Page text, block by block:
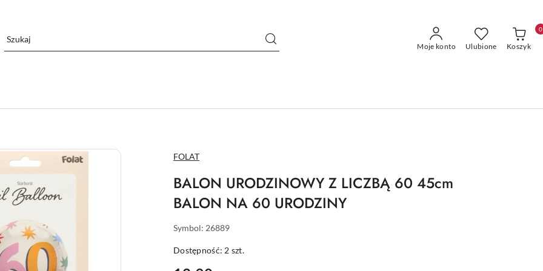
Moje konto Ulubione Koszyk
0
NAZWA
PRODUCENTA:
FOLAT
BALON URODZINOWY Z LICZBĄ 60 45cm
BALON NA 60 URODZINY
Symbol: 26889
Dostępność: 2 szt.